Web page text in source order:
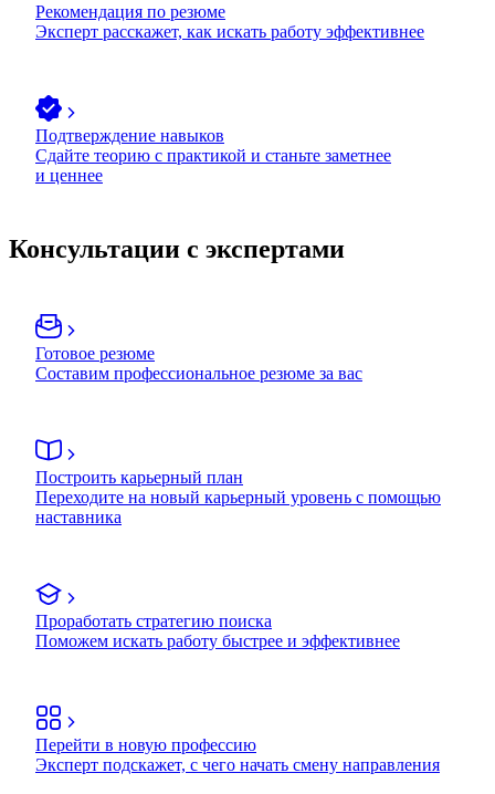
Рекомендация по резюме
Эксперт расскажет, как искать работу эффективнее
Подтверждение навыков
Сдайте теорию с практикой и станьте заметнее
и ценнее
Консультации с экспертами
Готовое резюме
Составим профессиональное резюме за вас
Построить карьерный план
Переходите на новый карьерный уровень с помощью
наставника
Проработать стратегию поиска
Поможем искать работу быстрее и эффективнее
Перейти в новую профессию
Эксперт подскажет, с чего начать смену направления